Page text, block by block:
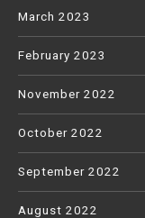
March 2023
February 2023
November 2022
October 2022
September 2022
August 2022